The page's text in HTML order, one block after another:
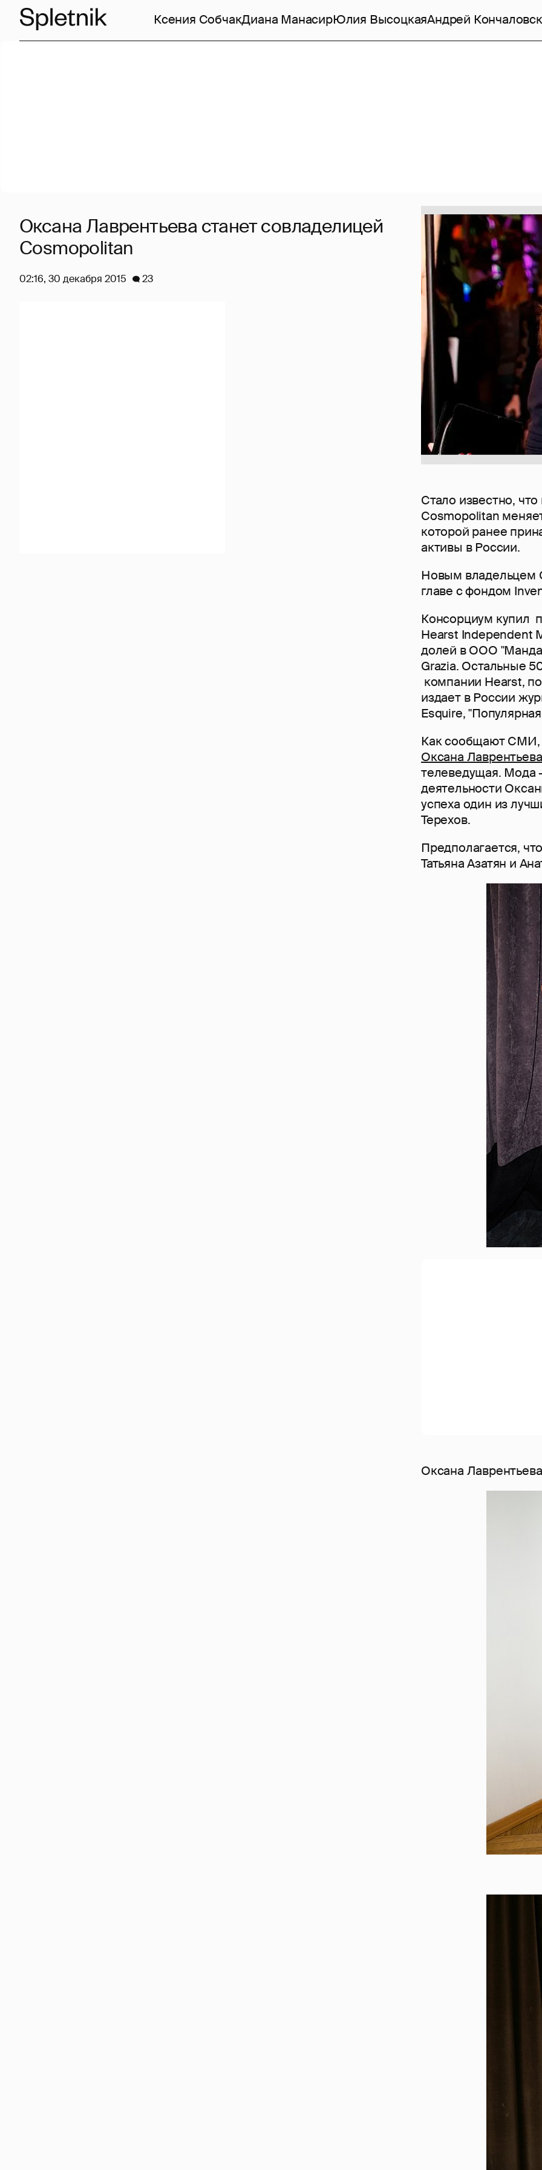
Ксения СобчакДиана МанасирЮлия ВысоцкаяАндрей
Стало известно,
Cosmopolitan
которой ранее
активы в России.
Новым владельцем
главе с фондом
Консорциум купил
Hearst Independent
долей в ООО
Grazia. Остальные
компании Hearst,
издает в России
Esquire,
Как сообщают СМИ,
Оксана Лаврентьева
телеведущая. Мода
деятельности
успеха один из
Терехов.
Предполагается,
Татьяна Азатян и
Оксана Лаврентьева
Оксана Лаврентьева станет совладелицей
Cosmopolitan
02:16, 30 декабря 2015 23